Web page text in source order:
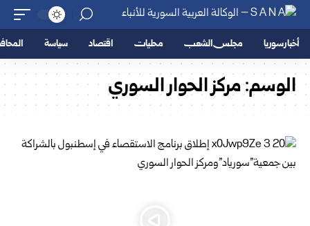
أخبار سوريا مجلس الشعب محليات اقتصاد سياسة
الوسم:مركز الحوار السوري